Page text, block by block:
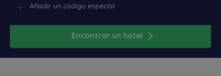
Encontrar un hotel
Añadir un código especial